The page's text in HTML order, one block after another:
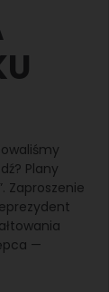
Plany
Zaproszenie
—